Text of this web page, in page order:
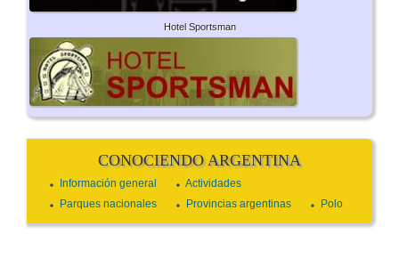
Hotel Sportsman
CONOCIENDO ARGENTINA
Información general
Actividades
Parques nacionales
Provincias argentinas Polo